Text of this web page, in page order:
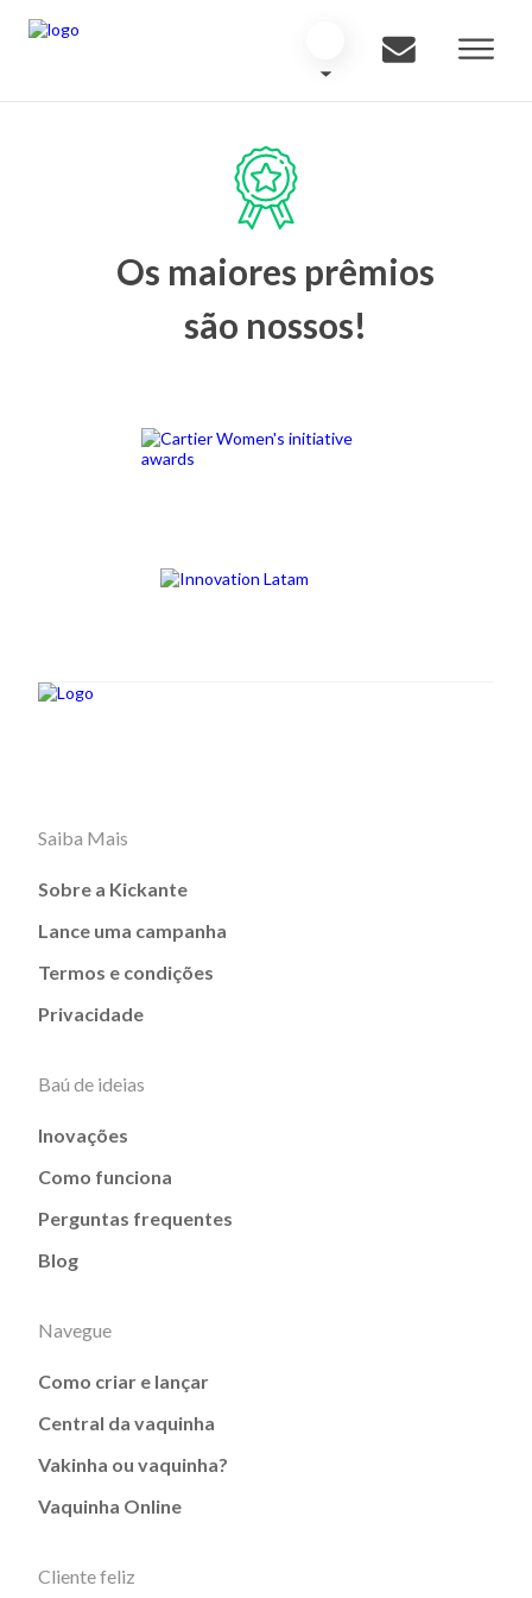
Os maiores prêmios
são nossos!
Saiba Mais
Sobre a Kickante
Lance uma campanha
Termos e condições
Privacidade
Baú de ideias
Inovações
Como funciona
Perguntas frequentes
Blog
Navegue
Como criar e lançar
Central da vaquinha
Vakinha ou vaquinha?
Vaquinha Online
Cliente feliz